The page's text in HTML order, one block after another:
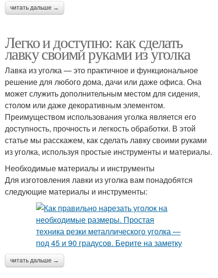
читать дальше →
Легко и доступно: как сделать
лавку своими руками из уголка
Лавка из уголка — это практичное и функциональное
решение для любого дома, дачи или даже офиса. Она
может служить дополнительным местом для сидения,
столом или даже декоративным элементом.
Преимуществом использования уголка является его
доступность, прочность и легкость обработки. В этой
статье мы расскажем, как сделать лавку своими руками
из уголка, используя простые инструменты и материалы.
Необходимые материалы и инструменты
Для изготовления лавки из уголка вам понадобятся
следующие материалы и инструменты:
читать дальше →